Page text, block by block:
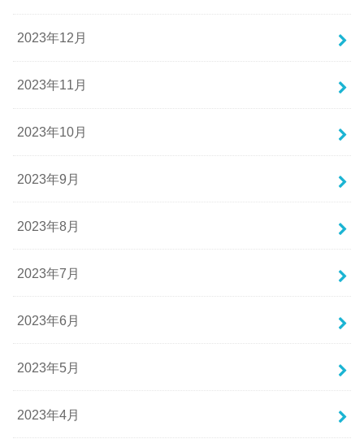
2023年12月
2023年11月
2023年10月
2023年9月
2023年8月
2023年7月
2023年6月
2023年5月
2023年4月